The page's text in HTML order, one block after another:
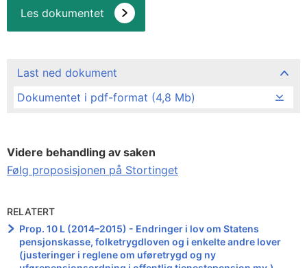
Les dokumentet
Last ned dokument
Dokumentet i pdf-format (4,8 Mb)
Videre behandling av saken
Følg proposisjonen på Stortinget
RELATERT
Prop. 10 L (2014–2015) - Endringer i lov om Statens
pensjonskasse, folketrygdloven og i enkelte andre lover
(justeringer i reglene om uføretrygd og ny